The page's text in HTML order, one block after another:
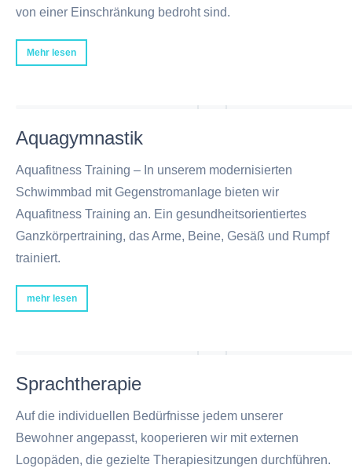
von einer Einschränkung bedroht sind.
Mehr lesen
Aquagymnastik
Aquafitness Training – In unserem modernisierten
Schwimmbad mit Gegenstromanlage bieten wir
Aquafitness Training an. Ein gesundheitsorientiertes
Ganzkörpertraining, das Arme, Beine, Gesäß und Rumpf
trainiert.
mehr lesen
Sprachtherapie
Auf die individuellen Bedürfnisse jedem unserer
Bewohner angepasst, kooperieren wir mit externen
Logopäden, die gezielte Therapiesitzungen durchführen.